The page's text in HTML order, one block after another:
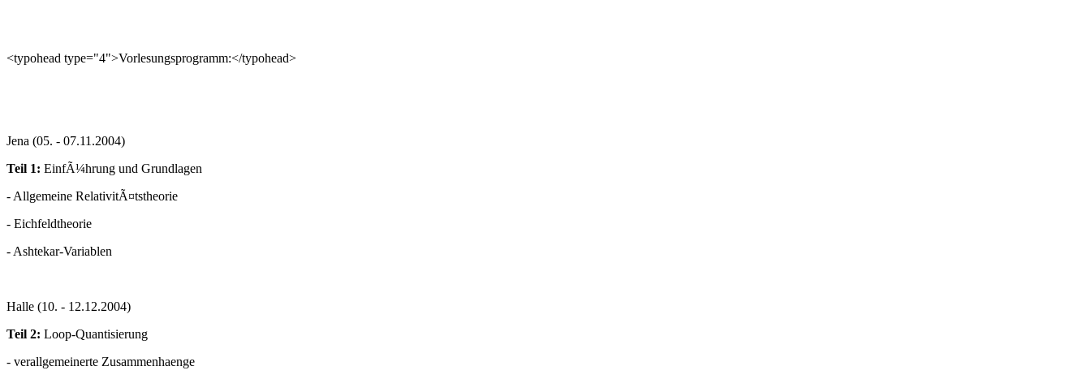
<typohead type="4">Vorlesungsprogramm:</typohead>
Jena (05. - 07.11.2004)
Teil 1: EinfÃ¼hrung und Grundlagen
- Allgemeine RelativitÃ¤tstheorie
- Eichfeldtheorie
- Ashtekar-Variablen
Halle (10. - 12.12.2004)
Teil 2: Loop-Quantisierung
- verallgemeinerte Zusammenhaenge